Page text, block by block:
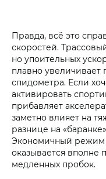
Правда, всё это
скоростей.
но упоительных
плавно увеличивает
спидометра. Если
активировать
прибавляет
заметно влияет на
разнице на
Экономичный режим
оказывается вполне
медленных пробок.